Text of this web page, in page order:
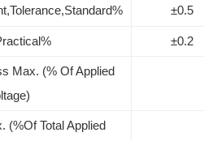
±0.5
±0.2
Max. (% Of Applied
(%Of Total Applied